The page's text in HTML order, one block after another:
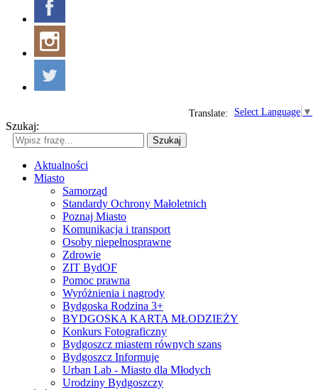
Select Language ▼
Translate:
Szukaj:
Szukaj
Aktualności
Miasto
Samorząd
Standardy Ochrony Małoletnich
Poznaj Miasto
Komunikacja i transport
Osoby niepełnosprawne
Zdrowie
ZIT BydOF
Pomoc prawna
Wyróżnienia i nagrody
Bydgoska Rodzina 3+
BYDGOSKA KARTA MŁODZIEŻY
Konkurs Fotograficzny
Bydgoszcz miastem równych szans
Bydgoszcz Informuje
Urban Lab - Miasto dla Młodych
Urodziny Bydgoszczy